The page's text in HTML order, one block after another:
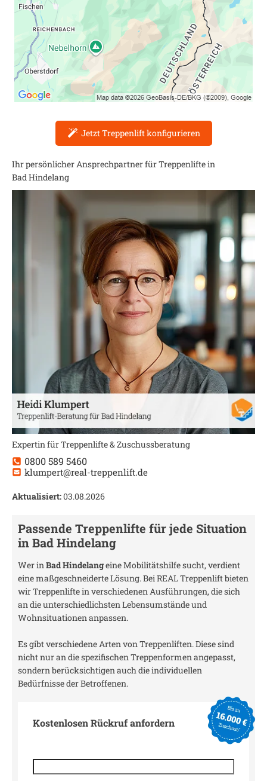
Jetzt Treppenlift konfigurieren
Ihr persönlicher Ansprechpartner für Treppenlifte in
Bad Hindelang
Expertin für Treppenlifte & Zuschussberatung
0800 589 5460
klumpert@real-treppenlift.de
Aktualisiert:03.08.2026
Passende Treppenlifte für jede Situation
inBad Hindelang
Wer inBad Hindelangeine Mobilitätshilfe sucht, verdient
eine maßgeschneiderte Lösung. Bei REAL Treppenlift bieten
wir Treppenlifte in verschiedenen Ausführungen, die sich
an die unterschiedlichsten Lebensumstände und
Wohnsituationen anpassen.
Es gibt verschiedene Arten von Treppenliften. Diese sind
nicht nur an die spezifischen Treppenformen angepasst,
sondern berücksichtigen auch die individuellen
Bedürfnisse der Betroffenen.
Kostenlosen Rückruf anfordern